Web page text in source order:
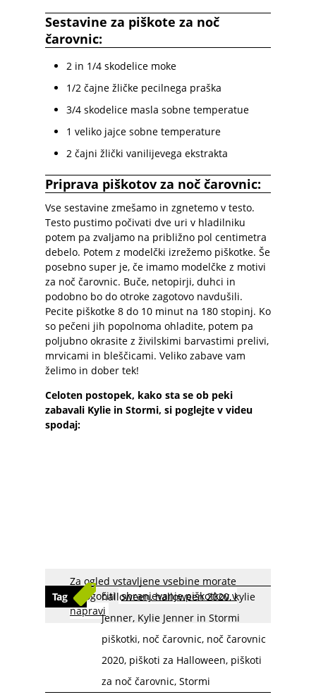
Sestavine za piškote za noč
čarovnic:
2 in 1/4 skodelice moke
1/2 čajne žličke pecilnega praška
3/4 skodelice masla sobne temperatue
1 veliko jajce sobne temperature
2 čajni žlički vanilijevega ekstrakta
Priprava piškotov za noč čarovnic:
Vse sestavine zmešamo in zgnetemo v testo.
Testo pustimo počivati dve uri v hladilniku
potem pa zvaljamo na približno pol centimetra
debelo. Potem z modelčki izrežemo piškotke. Še
posebno super je, če imamo modelčke z motivi
za noč čarovnic. Buče, netopirji, duhci in
podobno bo do otroke zagotovo navdušili.
Pecite piškotke 8 do 10 minut na 180 stopinj. Ko
so pečeni jih popolnoma ohladite, potem pa
poljubno okrasite z živilskimi barvastimi prelivi,
mrvicami in bleščicami. Veliko zabave vam
želimo in dober tek!
Celoten postopek, kako sta se ob peki
zabavali Kylie in Stormi, si poglejte v videu
spodaj:
Za ogled vstavljene vsebine morate
omogočiti shranjevanje piškotkov v
napravi
Tag halloween,halloween 2020,kylie
jenner, Kylie Jenner in Stormi
piškotki, noč čarovnic, noč čarovnic
2020, piškoti za Halloween, piškoti
za noč čarovnic, Stormi